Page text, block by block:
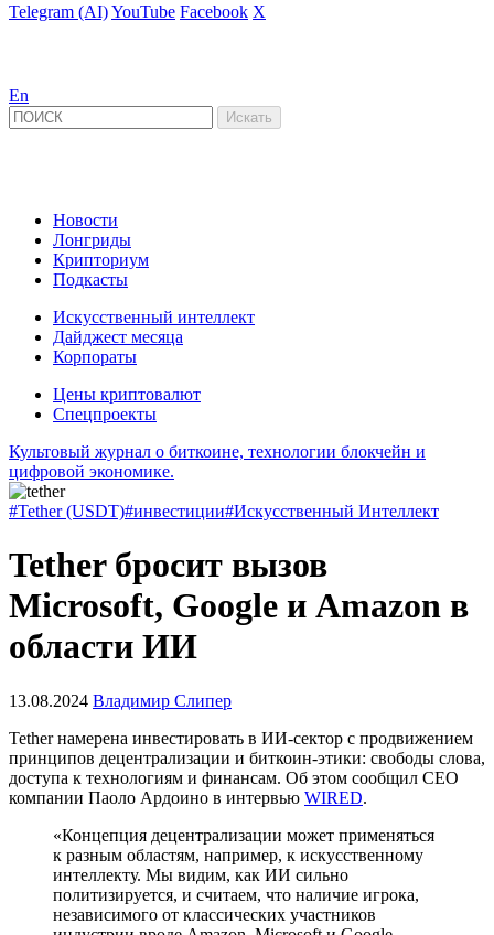
Telegram (AI)YouTube Facebook X
En
Новости
Лонгриды
Крипториум
Подкасты
Искусственный интеллект
Дайджест месяца
Корпораты
Цены криптовалют
Спецпроекты
Культовый журнал о биткоине, технологии блокчейн и
цифровой экономике.
#Tether (USDT)#инвестиции#Искусственный Интеллект
Tether бросит вызов
Microsoft, Google и Amazon в
области ИИ
13.08.2024 Владимир Слипер
Tether намерена инвестировать в ИИ-сектор с продвижением
принципов децентрализации и биткоин-этики: свободы слова,
доступа к технологиям и финансам. Об этом сообщил CEO
компании Паоло Ардоино в интервью WIRED.
«Концепция децентрализации может применяться
к разным областям, например, к искусственному
интеллекту. Мы видим, как ИИ сильно
политизируется, и считаем, что наличие игрока,
независимого от классических участников